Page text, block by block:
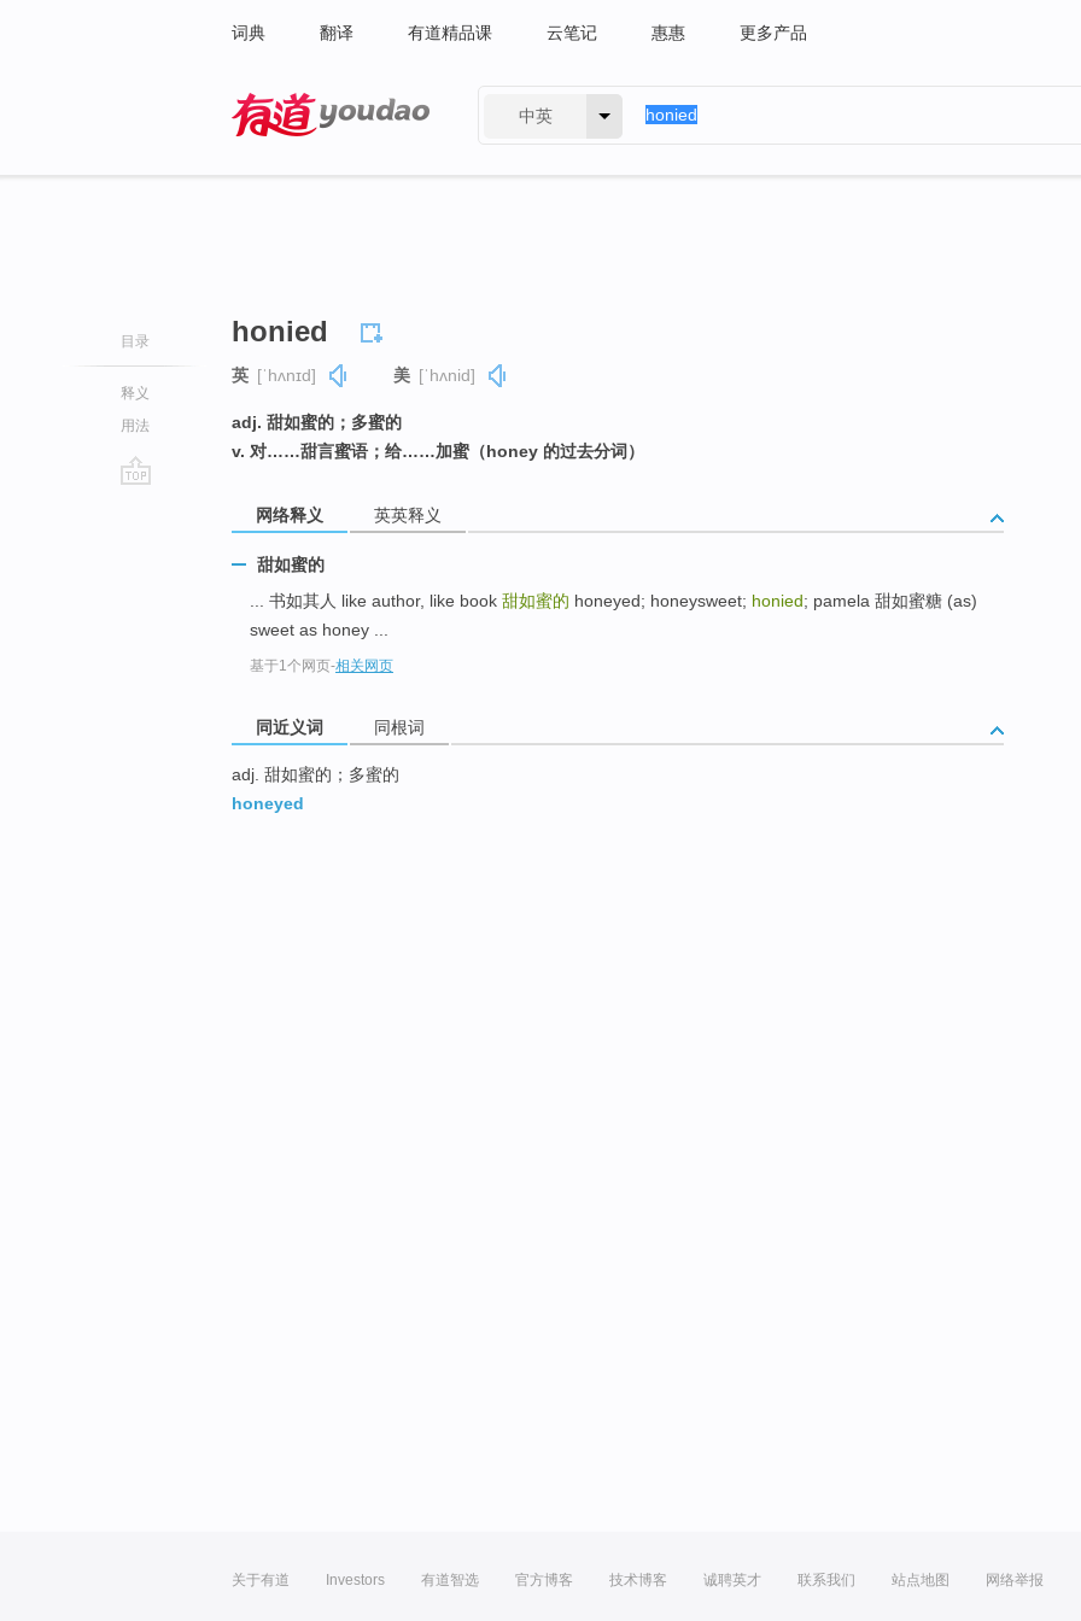
词典 翻译 有道精品课 云笔记 惠惠 更多产品
中英
目录
释义
用法
honied
英 [ˈhʌnɪd] 美 [ˈhʌnid]
adj. 甜如蜜的；多蜜的
v. 对……甜言蜜语；给……加蜜（honey 的过去分词）
网络释义 英英释义
甜如蜜的
... 书如其人 like author, like book 甜如蜜的 honeyed; honeysweet; honied; pamela 甜如蜜糖 (as)
sweet as honey ...
基于1个网页-相关网页
同近义词 同根词
adj. 甜如蜜的；多蜜的
honeyed
关于有道 Investors 有道智选 官方博客 技术博客 诚聘英才 联系我们 站点地图 网络举报